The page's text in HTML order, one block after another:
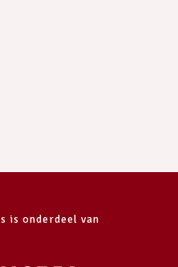
is onderdeel van